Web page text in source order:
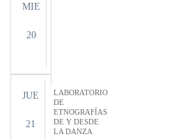
MIE
20
JUE
21
LABORATORIO
DE
ETNOGRAFÍAS
DE Y DESDE
LA DANZA